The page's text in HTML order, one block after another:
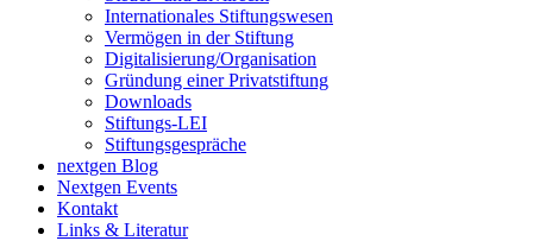
Internationales Stiftungswesen
Vermögen in der Stiftung
Digitalisierung/Organisation
Gründung einer Privatstiftung
Downloads
Stiftungs-LEI
Stiftungsgespräche
nextgen Blog
Nextgen Events
Kontakt
Links & Literatur